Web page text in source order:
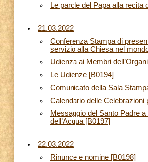
Le parole del Papa alla recita
21.03.2022
Conferenza Stampa di
servizio alla Chiesa nel
Udienza ai Membri
Le Udienze [B0194]
Comunicato della Sala
Calendario delle Celebrazioni
Messaggio del Santo Padre
dell’Acqua [B0197]
22.03.2022
Rinunce e nomine [B0198]